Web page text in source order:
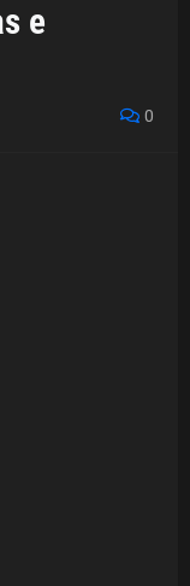
e
0